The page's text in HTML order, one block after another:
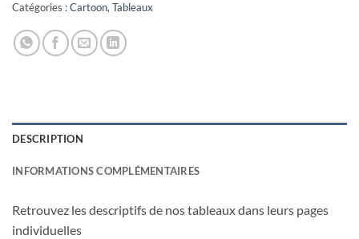
Catégories :Cartoon,Tableaux
DESCRIPTION
INFORMATIONS COMPLÉMENTAIRES
Retrouvez les descriptifs de nos tableaux dans leurs pages
individuelles